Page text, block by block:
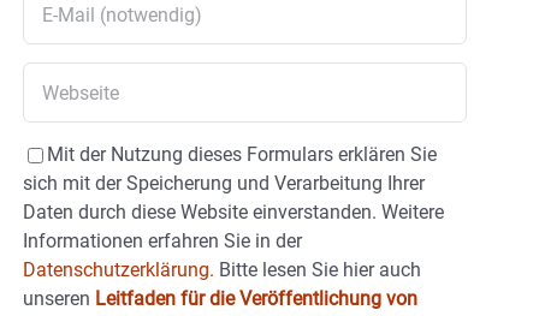
Mit der Nutzung dieses Formulars erklären Sie
sich mit der Speicherung und Verarbeitung Ihrer
Daten durch diese Website einverstanden. Weitere
Informationen erfahren Sie in der
Datenschutzerklärung. Bitte lesen Sie hier auch
unseren Leitfaden für die Veröffentlichung von